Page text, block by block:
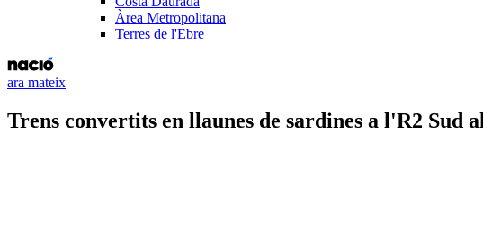
Àrea Metropolitana
Terres de l'Ebre
ara mateix
Trens convertits en llaunes de sardines a l'R2